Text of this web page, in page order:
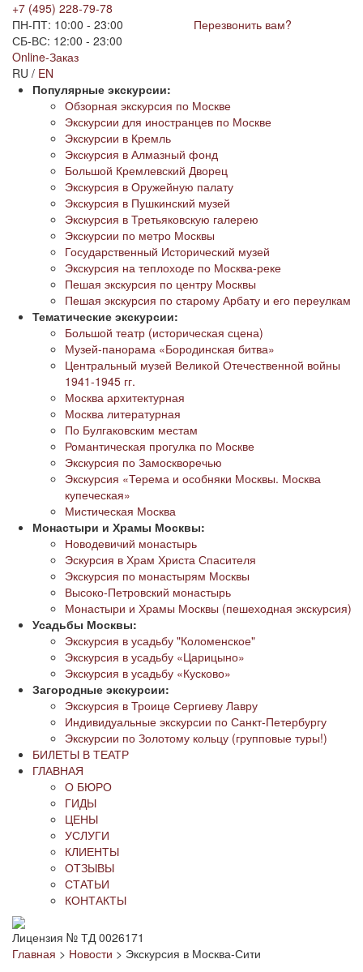
+7 (495) 228-79-78
ПН-ПТ: 10:00 - 23:00
СБ-ВС: 12:00 - 23:00
Перезвонить вам?
Online-Заказ
RU / EN
Популярные экскурсии:
Обзорная экскурсия по Москве
Экскурсии для иностранцев по Москве
Экскурсии в Кремль
Экскурсия в Алмазный фонд
Большой Кремлевский Дворец
Экскурсия в Оружейную палату
Экскурсия в Пушкинский музей
Экскурсия в Третьяковскую галерею
Экскурсии по метро Москвы
Государственный Исторический музей
Экскурсия на теплоходе по Москва-реке
Пешая экскурсия по центру Москвы
Пешая экскурсия по старому Арбату и его переулкам
Тематические экскурсии:
Большой театр (историческая сцена)
Музей-панорама «Бородинская битва»
Центральный музей Великой Отечественной войны
1941-1945 гг.
Москва архитектурная
Москва литературная
По Булгаковским местам
Романтическая прогулка по Москве
Экскурсия по Замоскворечью
Экскурсия «Терема и особняки Москвы. Москва
купеческая»
Мистическая Москва
Монастыри и Храмы Москвы:
Новодевичий монастырь
Эскурсия в Храм Христа Спасителя
Экскурсия по монастырям Москвы
Высоко-Петровский монастырь
Монастыри и Храмы Москвы (пешеходная экскурсия)
Усадьбы Москвы:
Экскурсия в усадьбу "Коломенское"
Экскурсия в усадьбу «Царицыно»
Экскурсия в усадьбу «Кусково»
Загородные экскурсии:
Экскурсия в Троице Сергиеву Лавру
Индивидуальные экскурсии по Санкт-Петербургу
Экскурсии по Золотому кольцу (групповые туры!)
БИЛЕТЫ В ТЕАТР
ГЛАВНАЯ
О БЮРО
ГИДЫ
ЦЕНЫ
УСЛУГИ
КЛИЕНТЫ
ОТЗЫВЫ
СТАТЬИ
КОНТАКТЫ
Лицензия № ТД 0026171
Главная > Новости > Экскурсия в Москва-Сити